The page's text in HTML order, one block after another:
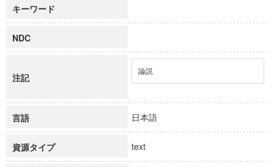
キーワード
NDC
注記
論説
言語 日本語
資源タイプ text